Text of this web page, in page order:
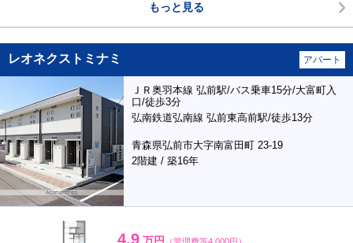
もっと見る
レオネクストミナミ アパート
ＪＲ奥羽本線 弘前駅/バス乗車15分/大富町入
口/徒歩3分
弘南鉄道弘南線 弘前東高前駅/徒歩13分
青森県弘前市大字南富田町 23-19
2階建 / 築16年
4.9